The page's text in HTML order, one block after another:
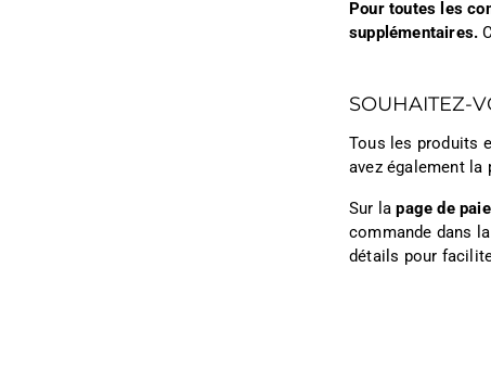
Pour toutes les
supplémentaires.
SOUHAITEZ-
Tous les produits
avez également la
Sur lapage de
commande dans
détails pour